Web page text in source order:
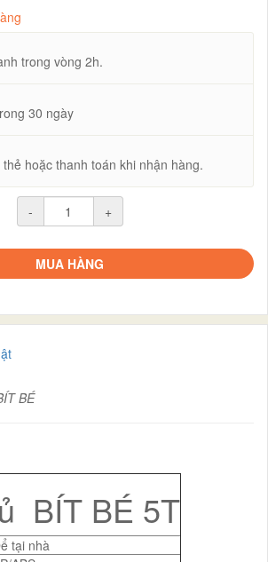
trong vòng 2h.
30 ngày
hoặc thanh toán khi nhận hàng.
- +
MUA HÀNG
BÉ
BÍT BÉ 5T
tại nhà